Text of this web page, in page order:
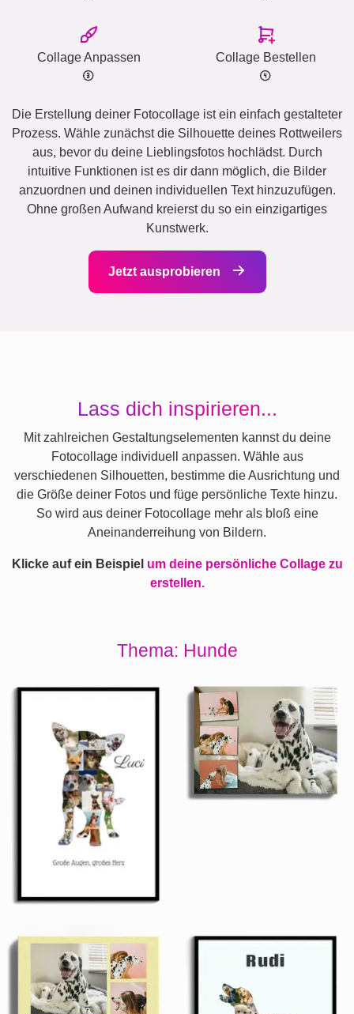
Collage Anpassen Collage Bestellen
Die Erstellung deiner Fotocollage ist ein einfach gestalteter
Prozess. Wähle zunächst die Silhouette deines Rottweilers
aus, bevor du deine Lieblingsfotos hochlädst. Durch
intuitive Funktionen ist es dir dann möglich, die Bilder
anzuordnen und deinen individuellen Text hinzuzufügen.
Ohne großen Aufwand kreierst du so ein einzigartiges
Kunstwerk.
Jetzt ausprobieren
Lass dich inspirieren...
Mit zahlreichen Gestaltungselementen kannst du deine
Fotocollage individuell anpassen. Wähle aus
verschiedenen Silhouetten, bestimme die Ausrichtung und
die Größe deiner Fotos und füge persönliche Texte hinzu.
So wird aus deiner Fotocollage mehr als bloß eine
Aneinanderreihung von Bildern.
Klicke auf ein Beispiel um deine persönliche Collage zu
erstellen.
Thema: Hunde